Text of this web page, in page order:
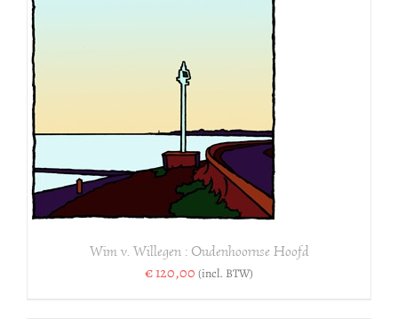
Wim v. Willegen : Oudenhoornse Hoofd
€120,00 (incl. BTW)